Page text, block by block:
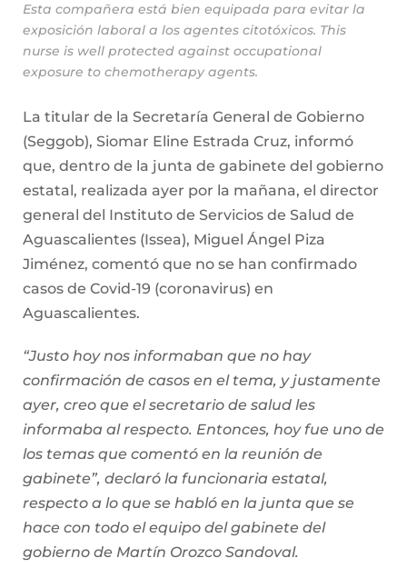
Esta compañera está bien equipada para evitar la
exposición laboral a los agentes citotóxicos. This
nurse is well protected against occupational
exposure to chemotherapy agents.
La titular de la Secretaría General de Gobierno
(Seggob), Siomar Eline Estrada Cruz, informó
que, dentro de la junta de gabinete del gobierno
estatal, realizada ayer por la mañana, el director
general del Instituto de Servicios de Salud de
Aguascalientes (Issea), Miguel Ángel Piza
Jiménez, comentó que no se han confirmado
casos de Covid-19 (coronavirus) en
Aguascalientes.
“Justo hoy nos informaban que no hay
confirmación de casos en el tema, y justamente
ayer, creo que el secretario de salud les
informaba al respecto. Entonces, hoy fue uno de
los temas que comentó en la reunión de
gabinete”, declaró la funcionaria estatal,
respecto a lo que se habló en la junta que se
hace con todo el equipo del gabinete del
gobierno de Martín Orozco Sandoval.